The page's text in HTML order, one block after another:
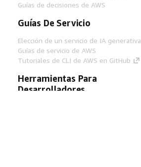
Guías de decisiones de AWS
Guías De Servicio
Elección de un servicio de IA generativa
Guías de servicio de AWS
Tutoriales de CLI de AWS en GitHub
Herramientas Para
Desarrolladores